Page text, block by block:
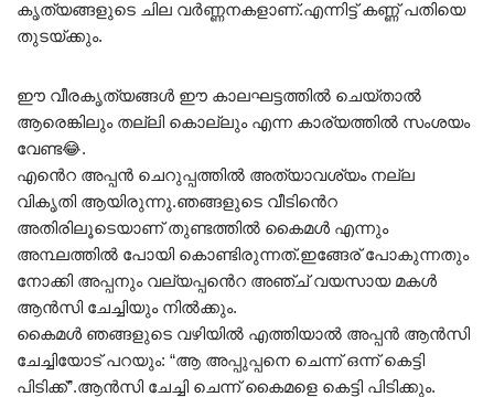
കൃത്യങ്ങളുടെ ചില വർണ്ണനകളാണ്.എന്നിട്ട് കണ്ണ് പതിയെ
തുടയ്ക്കും.
ഈ വീരകൃത്യങ്ങൾ ഈ കാലഘട്ടത്തിൽ ചെയ്താൽ
ആരെങ്കിലും തല്ലി കൊല്ലും എന്ന കാര്യത്തിൽ സംശയം
വേണ്ട😂.
എൻെറ അപ്പൻ ചെറുപ്പത്തിൽ അത്യാവശ്യം നല്ല
വികൃതി ആയിരുന്നു.ഞങ്ങളുടെ വീടിൻെറ
അതിരിലൂടെയാണ് തുണ്ടത്തിൽ കൈമൾ എന്നും
അ൩ലത്തിൽ പോയി കൊണ്ടിരുന്നത്.ഇങ്ങേര് പോകുന്നതും
നോക്കി അപ്പനും വല്യപ്പൻെറ അഞ്ച് വയസായ മകൾ
ആൻസി ചേച്ചിയും നിൽക്കും.
കൈമൾ ഞങ്ങളുടെ വഴിയിൽ എത്തിയാൽ അപ്പൻ ആൻസി
ചേച്ചിയോട് പറയും: “ആ അപ്പുപ്പനെ ചെന്ന് ഒന്ന് കെട്ടി
പിടിക്ക്”.ആൻസി ചേച്ചി ചെന്ന് കൈമളെ കെട്ടി പിടിക്കും.